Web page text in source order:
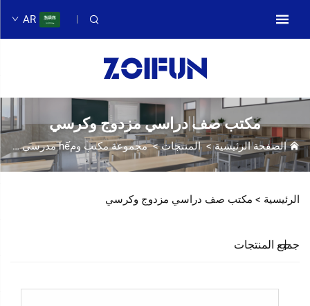
AR
مكتب صف دراسي مزدوج وكرسي
الصفحة الرئيسية>المنتجات>مجموعة مكتب ومhế مدرسي >
الرئيسية > مكتب صف دراسي مزدوج وكرسي
جميع المنتجات